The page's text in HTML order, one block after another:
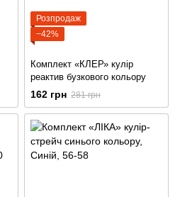
Розпродаж
−42%
Комплект «КЛЕР» кулір
реактив бузкового кольору
162 грн 281 грн